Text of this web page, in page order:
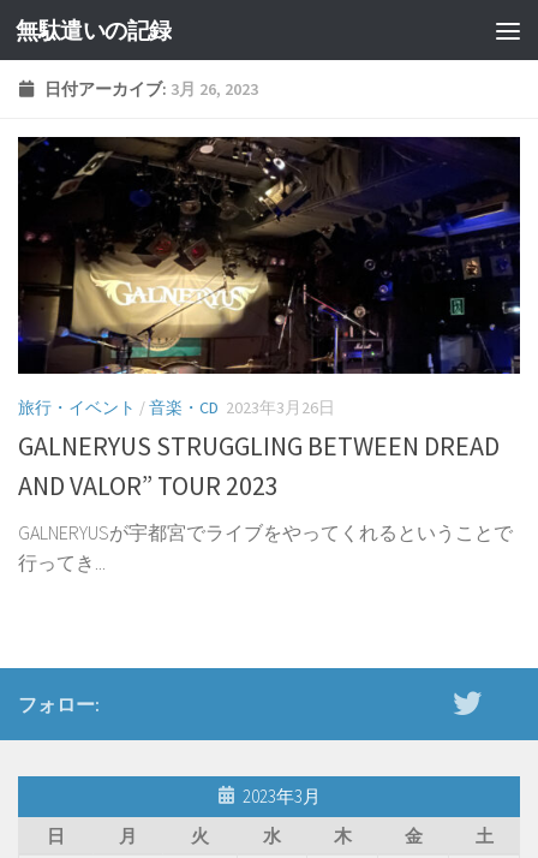
コンテンツへスキップ
無駄遣いの記録
日付アーカイブ: 3月 26, 2023
旅行・イベント /音楽・CD 2023年3月26日
GALNERYUS STRUGGLING BETWEEN DREAD
AND VALOR” TOUR 2023
GALNERYUSが宇都宮でライブをやってくれるということで
行ってき...
フォロー:
2023年3月
日
月 火 水 木 金
土